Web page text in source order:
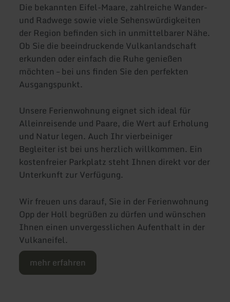
Die bekannten Eifel-Maare, zahlreiche Wander-
und Radwege sowie viele Sehenswürdigkeiten
der Region befinden sich in unmittelbarer Nähe.
Ob Sie die beeindruckende Vulkanlandschaft
erkunden oder einfach die Ruhe genießen
möchten – bei uns finden Sie den perfekten
Ausgangspunkt.
Unsere Ferienwohnung eignet sich ideal für
Alleinreisende und Paare, die Wert auf Erholung
und Natur legen. Auch Ihr vierbeiniger
Begleiter ist bei uns herzlich willkommen. Ein
kostenfreier Parkplatz steht Ihnen direkt vor der
Unterkunft zur Verfügung.
Wir freuen uns darauf, Sie in der Ferienwohnung
Opp der Holl begrüßen zu dürfen und wünschen
Ihnen einen unvergesslichen Aufenthalt in der
Vulkaneifel.
mehr erfahren